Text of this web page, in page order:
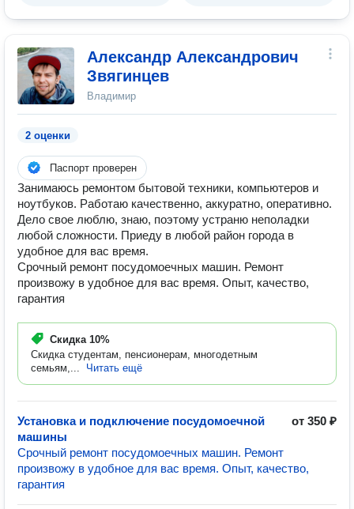
Александр Александрович
Звягинцев
Владимир
2 оценки
Паспорт проверен
Занимаюсь ремонтом бытовой техники, компьютеров и
ноутбуков. Работаю качественно, аккуратно, оперативно.
Дело свое люблю, знаю, поэтому устраню неполадки
любой сложности. Приеду в любой район города в
удобное для вас время.
Срочный ремонт посудомоечных машин. Ремонт
произвожу в удобное для вас время. Опыт, качество,
гарантия
Скидка 10%
Скидка студентам, пенсионерам, многодетным
семьям,...
Читать ещё
Установка и подключение посудомоечной
машины
от 350 ₽
Срочный ремонт посудомоечных машин. Ремонт
произвожу в удобное для вас время. Опыт, качество,
гарантия